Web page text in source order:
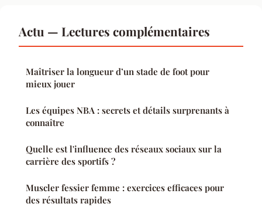
Actu — Lectures complémentaires
Maîtriser la longueur d’un stade de foot pour
mieux jouer
Les équipes NBA : secrets et détails surprenants à
connaître
Quelle est l'influence des réseaux sociaux sur la
carrière des sportifs ?
Muscler fessier femme : exercices efficaces pour
des résultats rapides